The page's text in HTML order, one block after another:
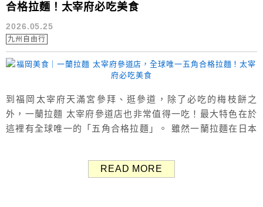
合格拉麵！太宰府必吃美食
2026.05.25
九州自由行
到福岡太宰府天滿宮參拜、逛參道，除了必吃的梅枝餅之
外，一蘭拉麵 太宰府參道店也非常值得一吃！最大特色在於
這裡有全球唯一的「五角合格拉麵」。 雖然一蘭拉麵在日本
かく）」發音相近，結合了太宰府天滿宮「學問之神」的特
READ MORE